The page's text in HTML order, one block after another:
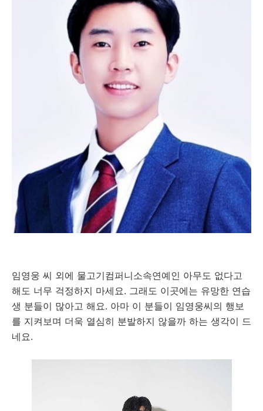
임영웅 씨 외에 물고기컴퍼니소속연예인 아무도 없다고
해도 너무 걱정하지 마세요. 그래도 이곳에는 유망한 연습
생 분들이 많아고 해요. 아마 이 분들이 임영웅씨의 행보
를 지켜보며 더욱 열심히 분발하지 않을까 하는 생각이 드
네요.